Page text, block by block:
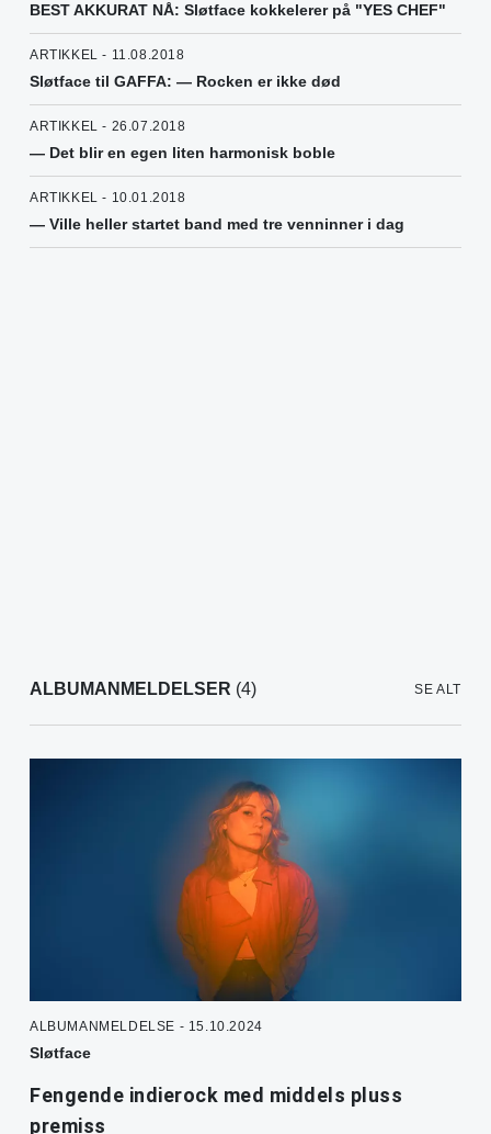
BEST AKKURAT NÅ: Sløtface kokkelerer på "YES CHEF"
ARTIKKEL - 11.08.2018
Sløtface til GAFFA: — Rocken er ikke død
ARTIKKEL - 26.07.2018
— Det blir en egen liten harmonisk boble
ARTIKKEL - 10.01.2018
— Ville heller startet band med tre venninner i dag
ALBUMANMELDELSER (4) SE ALT
ALBUMANMELDELSE - 15.10.2024
Sløtface
Fengende indierock med middels pluss
premiss